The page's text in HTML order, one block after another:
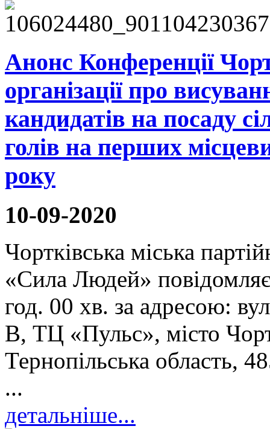
Анонс Конференції
організації про
кандидатів на посаду
голів на перших
року
10-09-2020
Чортківська міська
«Сила Людей»
год. 00 хв. за адресою:
В, ТЦ «Пульс», місто
Тернопільська область,
...
детальніше...